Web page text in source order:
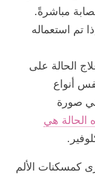
مباشرةً.
تم استعماله
الحالة على
أنواع
صورة
الحالة هي
كمسكنات الألم